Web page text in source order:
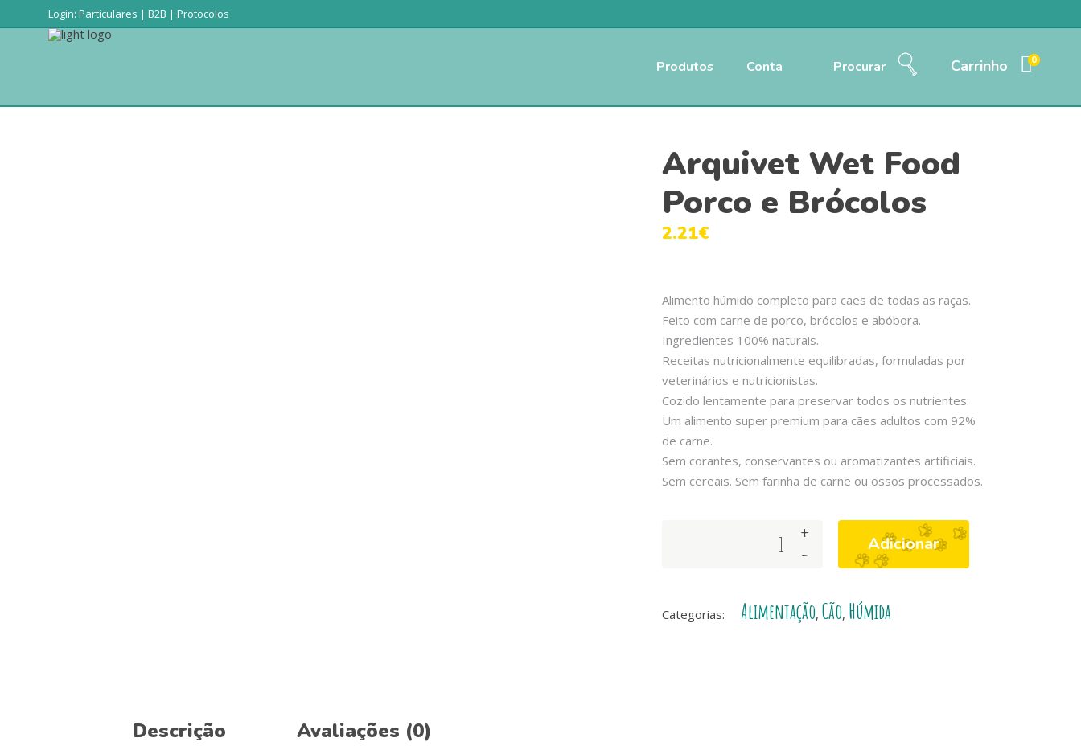
Login: Particulares | B2B | Protocolos
Produtos Conta Procurar Carrinho 0
Arquivet Wet Food
Porco e Brócolos
2.21€
Alimento húmido completo para cães de todas as raças.
Feito com carne de porco, brócolos e abóbora.
Ingredientes 100% naturais.
Receitas nutricionalmente equilibradas, formuladas por
veterinários e nutricionistas.
Cozido lentamente para preservar todos os nutrientes.
Um alimento super premium para cães adultos com 92%
de carne.
Sem corantes, conservantes ou aromatizantes artificiais.
Sem cereais. Sem farinha de carne ou ossos processados.
e
-
+ Adicionar
Categorias: Alimentação, Cão, Húmida
Descrição Avaliações (0)